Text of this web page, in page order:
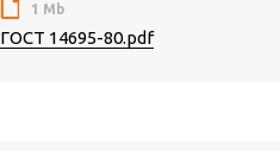
1 Mb
ГОСТ 14695-80.pdf